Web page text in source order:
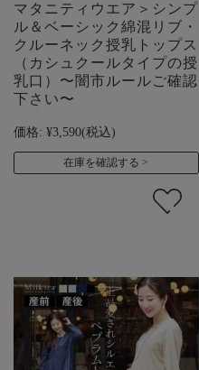
マタニティウエア＞シンプ
ル＆ベーシック綿混リブ・
クルーネック授乳トップス
（カシュクールタイプの授
乳口）〜闇市ルールご確認
下さい〜
価格: ¥3,590(税込)
在庫を確認する